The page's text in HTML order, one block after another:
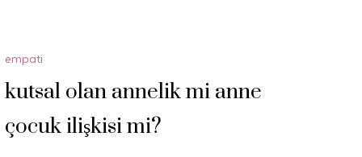
empati
kutsal olan annelik mi anne
çocuk ilişkisi mi?